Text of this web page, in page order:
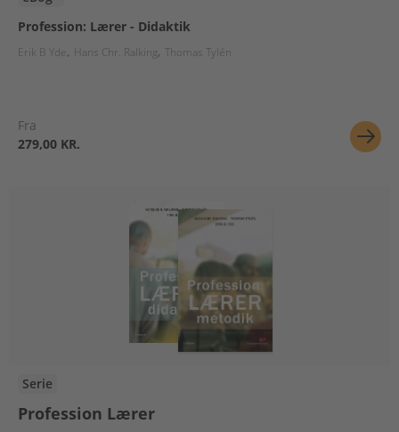
Profession: Lærer - Didaktik
Erik B Yde Hans Chr. Ralking Thomas Tylén
Fra
279,00 KR.
Serie
Profession Lærer